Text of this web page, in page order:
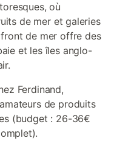
où
de mer et galeries
de mer offre des
et les îles anglo-
Ferdinand,
de produits
(budget : 26-36€